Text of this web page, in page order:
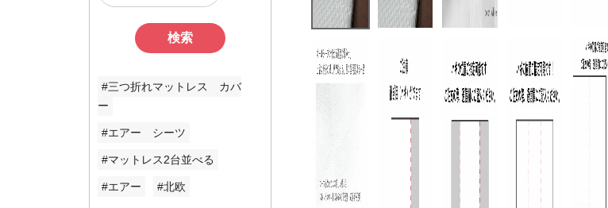
検索
#三つ折れマットレス カバ
ー
#エアー シーツ
#マットレス2台並べる
#エアー #北欧